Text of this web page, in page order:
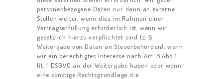
personenbezogene Daten nur dann an externe
Stellen weiter, wenn dies im Rahmen einer
Vertragserfüllung erforderlich ist, wenn wir
gesetzlich hierzu verpflichtet sind (z. B.
Weitergabe von Daten an Steuerbehörden), wenn
wir ein berechtigtes Interesse nach Art. 6 Abs. 1
lit. f DSGVO an der Weitergabe haben oder wenn
eine sonstige Rechtsgrundlage die